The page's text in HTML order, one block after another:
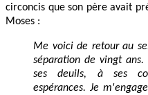
circoncis que son père avait
Moses :
Me voici de retour au
séparation de vingt
ses deuils, à ses
espérances. Je